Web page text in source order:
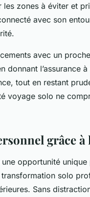
zones à éviter et
avec son
avec un
donnant l’assurance
tout en restant
voyage solo ne
grâce à
opportunité unique
solo
Sans